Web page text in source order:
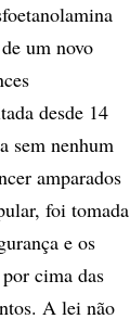
um novo
desde 14
sem nenhum
amparados
foi tomada
e os
cima das
A lei não